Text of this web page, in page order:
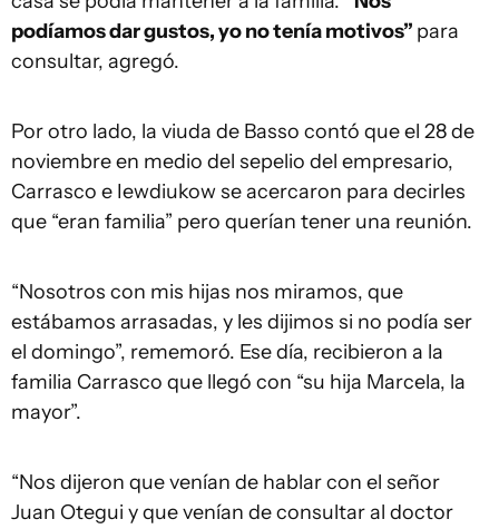
podíamos dar gustos, yo no tenía motivos” para
consultar, agregó.
Por otro lado, la viuda de Basso contó que el 28 de
noviembre en medio del sepelio del empresario,
Carrasco e Iewdiukow se acercaron para decirles
que “eran familia” pero querían tener una reunión.
“Nosotros con mis hijas nos miramos, que
estábamos arrasadas, y les dijimos si no podía ser
el domingo”, rememoró. Ese día, recibieron a la
familia Carrasco que llegó con “su hija Marcela, la
mayor”.
“Nos dijeron que venían de hablar con el señor
Juan Otegui y que venían de consultar al doctor